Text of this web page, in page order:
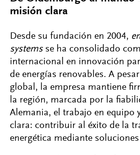
misión clara
Desde su fundación en 2004,
systemsse ha consolidado
internacional en innovación
de energías renovables. A
global, la empresa mantiene
la región, marcada por la
Alemania, el trabajo en equipo
clara: contribuir al éxito de la
energética mediante